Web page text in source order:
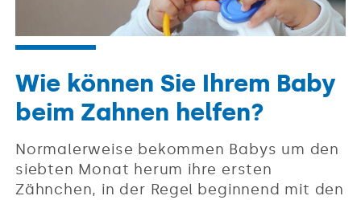
Wie können Sie Ihrem Baby
beim Zahnen helfen?
Normalerweise bekommen Babys um den
siebten Monat herum ihre ersten
Zähnchen, in der Regel beginnend mit den